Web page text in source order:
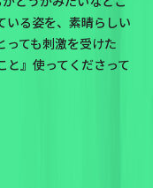
いる姿を、素晴らしい
っても刺激を受けた
と』 使ってくださって